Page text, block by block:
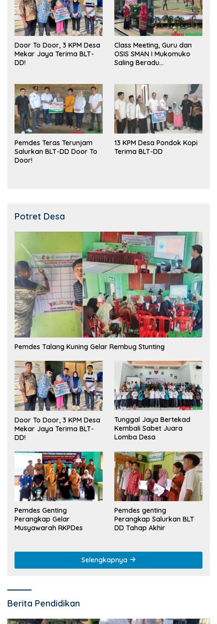
Door To Door, 3 KPM Desa
Mekar Jaya Terima BLT-
DD!
Class Meeting, Guru dan
OSIS SMAN I Mukomuko
Saling Beradu
Pemdes Teras Terunjam
Salurkan BLT-DD Door To
Door!
13 KPM Desa Pondok Kopi
Terima BLT-DD
Potret Desa
Pemdes Talang Kuning Gelar Rembug Stunting
Door To Door, 3 KPM Desa
Mekar Jaya Terima BLT-
DD!
Tunggal Jaya Bertekad
Kembali Sabet Juara
Lomba Desa
Pemdes Genting
Perangkap Gelar
Musyawarah RKPDes
Pemdes genting
Perangkap Salurkan BLT
DD Tahap Akhir
Selengkapnya
Berita Pendidikan